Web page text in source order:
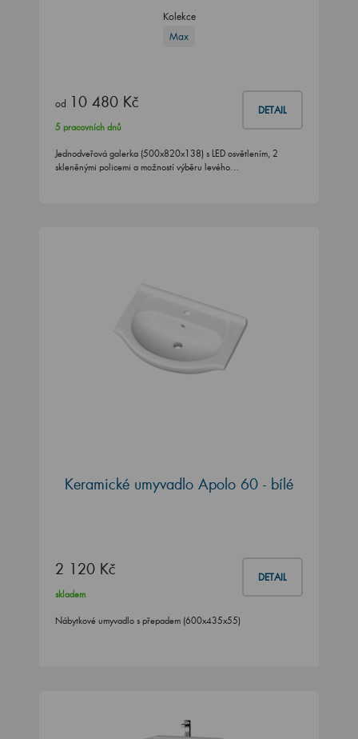
Kolekce
Max
od 10 480 Kč DETAIL
5 pracovních dnů
Jednodveřová galerka (500x820x138) s LED osvětlením, 2
skleněnými policemi a možností výběru levého…
Keramické umyvadlo Apolo 60 - bílé
2 120 Kč DETAIL
skladem
Nábytkové umyvadlo s přepadem (600x435x55)